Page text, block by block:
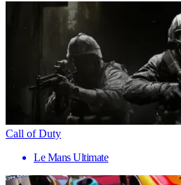
Call of Duty
Le Mans Ultimate